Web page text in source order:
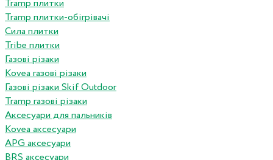
Tramp плитки
Tramp плитки-обігрівачі
Сила плитки
Tribe плитки
Газові різаки
Kovea газові різаки
Газові різаки Skif Outdoor
Tramp газові різаки
Аксесуари для пальників
Kovea аксесуари
APG аксесуари